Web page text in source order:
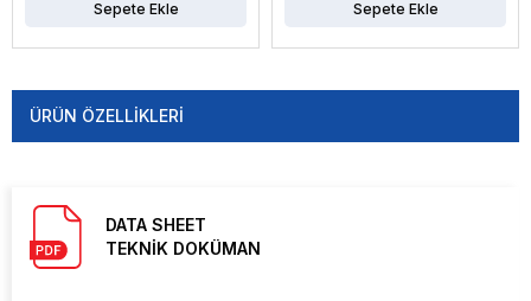
Sepete Ekle Sepete Ekle
ÜRÜN ÖZELLIKLERI
DATA SHEET
TEKNİK DOKÜMAN